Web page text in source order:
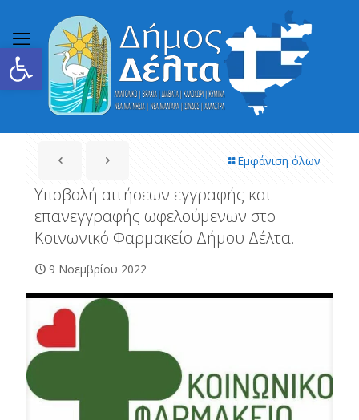
Ανοίξτε τη γραμμή εργαλείων
Εμφάνιση όλων
Υποβολή αιτήσεων εγγραφής και
επανεγγραφής ωφελούμενων στο
Κοινωνικό Φαρμακείο Δήμου Δέλτα.
9 Νοεμβρίου 2022